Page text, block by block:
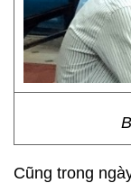
Cũng trong